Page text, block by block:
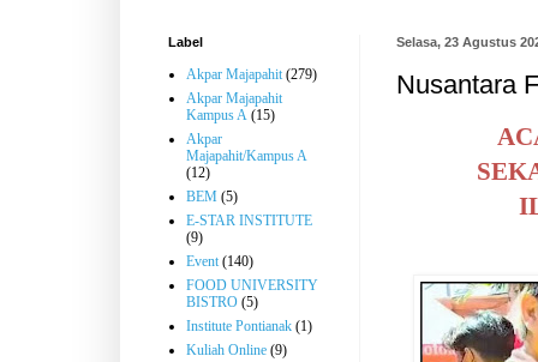
Selasa, 23 Agustus
Nusantara
Label
Akpar Majapahit (279)
Akpar Majapahit
Kampus A (15)
Akpar
Majapahit/Kampus A
(12)
BEM (5)
E-STAR INSTITUTE
(9)
Event (140)
FOOD UNIVERSITY
BISTRO (5)
Institute Pontianak (1)
Kuliah Online (9)